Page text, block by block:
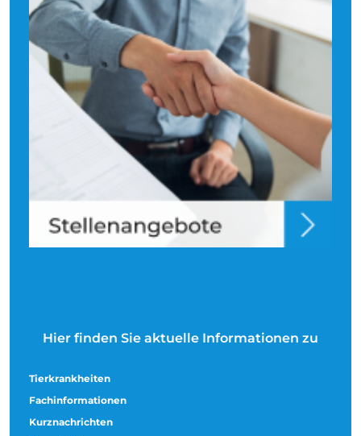
Hier finden Sie aktuelle Informationen zu
Tierkrankheiten
Fachinformationen
Kurznachrichten